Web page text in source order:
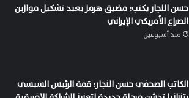
حسن النجار يكتب: مضيق هرمز يعيد تشكيل موازين
الصراع الأمريكي الإيراني
منذ أسبوعين
الكاتب الصحفي حسن النجار: قمة الرئيس السيسي